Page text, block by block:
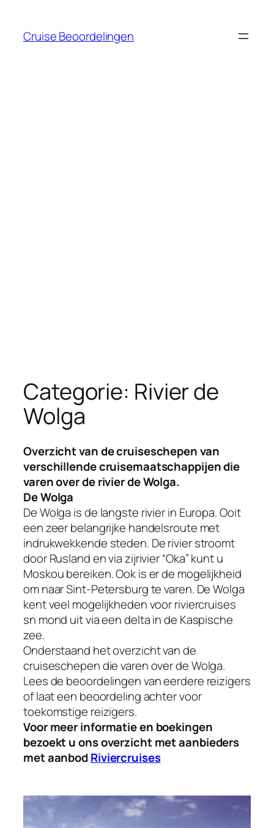
Cruise Beoordelingen
Categorie: Rivier de
Wolga
Overzicht van de cruiseschepen van
verschillende cruisemaatschappijen die
varen over de rivier de Wolga.
De Wolga
De Wolga is de langste rivier in Europa. Ooit
een zeer belangrijke handelsroute met
indrukwekkende steden. De rivier stroomt
door Rusland en via zijrivier “Oka” kunt u
Moskou bereiken. Ook is er de mogelijkheid
om naar Sint-Petersburg te varen. De Wolga
kent veel mogelijkheden voor riviercruises
sn mond uit via een delta in de Kaspische
zee.
Onderstaand het overzicht van de
cruiseschepen die varen over de Wolga.
Lees de beoordelingen van eerdere reizigers
of laat een beoordeling achter voor
toekomstige reizigers.
Voor meer informatie en boekingen
bezoekt u ons overzicht met aanbieders
met aanbodRiviercruises